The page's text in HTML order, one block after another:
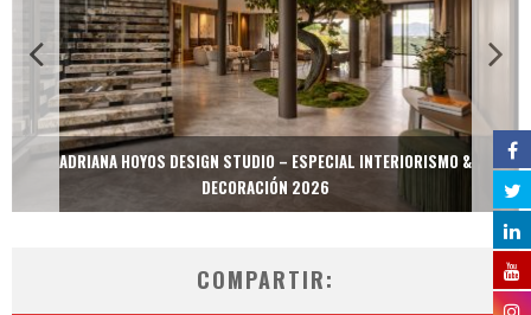
ADRIANA HOYOS DESIGN STUDIO – ESPECIAL INTERIORISMO &
DECORACIÓN 2026
COMPARTIR: